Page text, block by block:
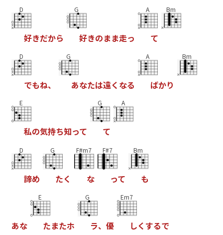
D
好きだから
G
好きのまま走っ
A
て
Bm
D
でもね、
G
あなたは遠く なる
A
ばかり
Bm
E
私の気持ち知って
G
て
A
D
諦め
G
たく
F#m7
な
F#7
って
Bm
も
あな
E
たまたホ
G
ラ、 優
Em7
しく するで